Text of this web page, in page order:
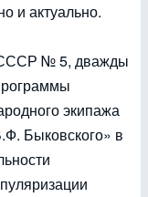
и актуально.
СССР № 5, дважды
экипажа
Быковского» в